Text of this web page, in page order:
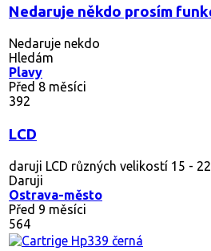
Nedaruje někdo prosím
Nedaruje nekdo
Hledám
Plavy
Před 8 měsíci
392
LCD
daruji LCD různých velikostí 15 -
Daruji
Ostrava-město
Před 9 měsíci
564